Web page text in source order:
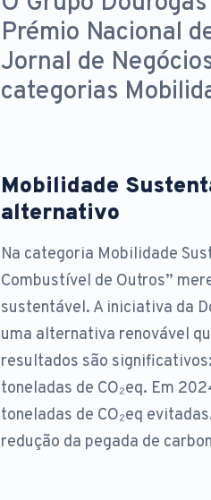
Prémio Nacional
Jornal de
categorias
Mobilidade
alternativo
Na categoria Mobilidade
Combustível de Outros”
sustentável. A iniciativa da
uma alternativa renovável
resultados são
toneladas de CO₂eq. Em
toneladas de CO₂eq
redução da pegada de